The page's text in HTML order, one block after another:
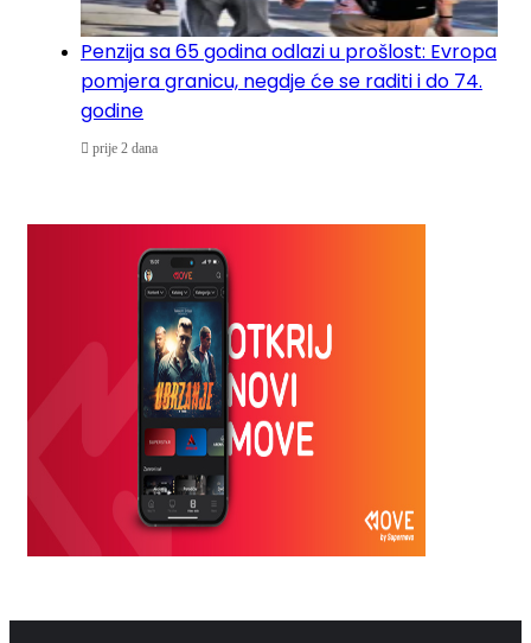
Penzija sa 65 godina odlazi u prošlost: Evropa
pomjera granicu, negdje će se raditi i do 74.
godine
prije 2 dana